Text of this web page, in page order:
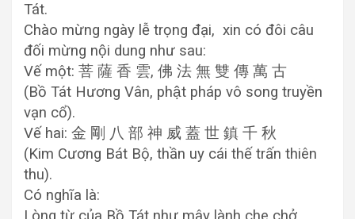
Tát.
Chào mừng ngày lễ trọng đại, xin có đôi câu
đối mừng nội dung như sau:
Vế một: 菩 薩 香 雲, 佛 法 無 雙 傳 萬 古
(Bồ Tát Hương Vân, phật pháp vô song truyền
vạn cổ).
Vế hai: 金 剛 八 部 神 威 蓋 世 鎮 千 秋
(Kim Cương Bát Bộ, thần uy cái thế trấn thiên
thu).
Có nghĩa là: